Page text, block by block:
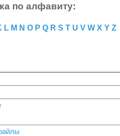
по алфавиту:
L M N O P Q R S T U V W X Y Z